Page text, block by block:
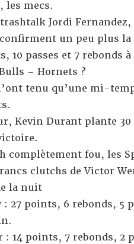
les mecs.
Jordi
un peu plus la
10 passes et 7 rebonds
– Hornets ?
tenu qu’une mi-
Kevin Durant plante
complètement fou, les
clutchs de Victor
la nuit
27 points, 6 rebonds, 5
: 14 points, 7 rebonds, 2